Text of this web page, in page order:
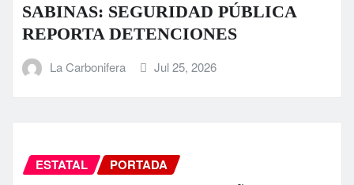
SABINAS: SEGURIDAD PÚBLICA
REPORTA DETENCIONES
La Carbonifera Jul 25, 2026
ESTATAL PORTADA